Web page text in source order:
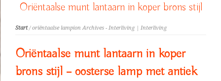
Oriëntaalse munt lantaarn in koper brons stijl
Start/ oriëntaalse lampion Archives - Interliving | Interliving
Oriëntaalse munt lantaarn in koper
brons stijl – oosterse lamp met antiek